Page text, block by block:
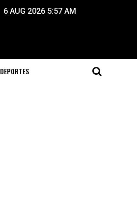
6 AUG 2026 5:57 AM
DEPORTES